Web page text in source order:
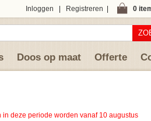
0
Inloggen Registreren
Doos op maat Offerte
deze periode worden vanaf 10 augustus